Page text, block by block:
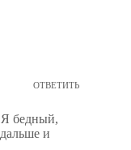
ОТВЕТИТЬ
Я бедный,
и